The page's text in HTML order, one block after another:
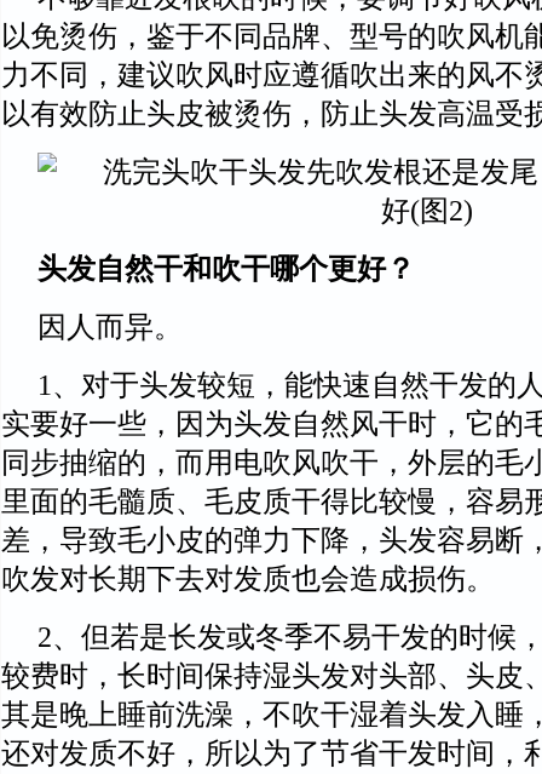
以免烫伤，鉴于不同品牌、型号的吹风机
力不同，建议吹风时应遵循吹出来的风不
以有效防止头皮被烫伤，防止头发高温受
头发自然干和吹干哪个更好？
因人而异。
1、对于头发较短，能快速自然干发的
实要好一些，因为头发自然风干时，它的
同步抽缩的，而用电吹风吹干，外层的毛
里面的毛髓质、毛皮质干得比较慢，容易
差，导致毛小皮的弹力下降，头发容易断
吹发对长期下去对发质也会造成损伤。
2、但若是长发或冬季不易干发的时候
较费时，长时间保持湿头发对头部、头皮
其是晚上睡前洗澡，不吹干湿着头发入睡
还对发质不好，所以为了节省干发时间，